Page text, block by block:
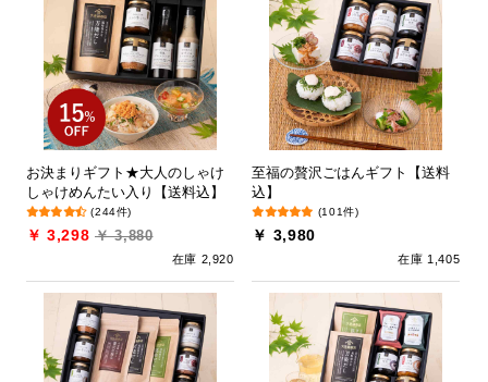
お決まりギフト★大人のしゃけ
しゃけめんたい入り【送料込】
(244件)
￥ 3,298 ￥ 3,880
在庫 2,920
至福の贅沢ごはんギフト【送料
込】
(101件)
￥ 3,980
在庫 1,405